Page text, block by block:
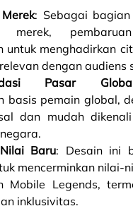
: Sebagai
merek,
untuk menghadirkan
dengan audiens
Pasar
basis pemain global,
dan mudah
Baru: Desain ini
mencerminkan nilai-
Mobile Legends,
inklusivitas.